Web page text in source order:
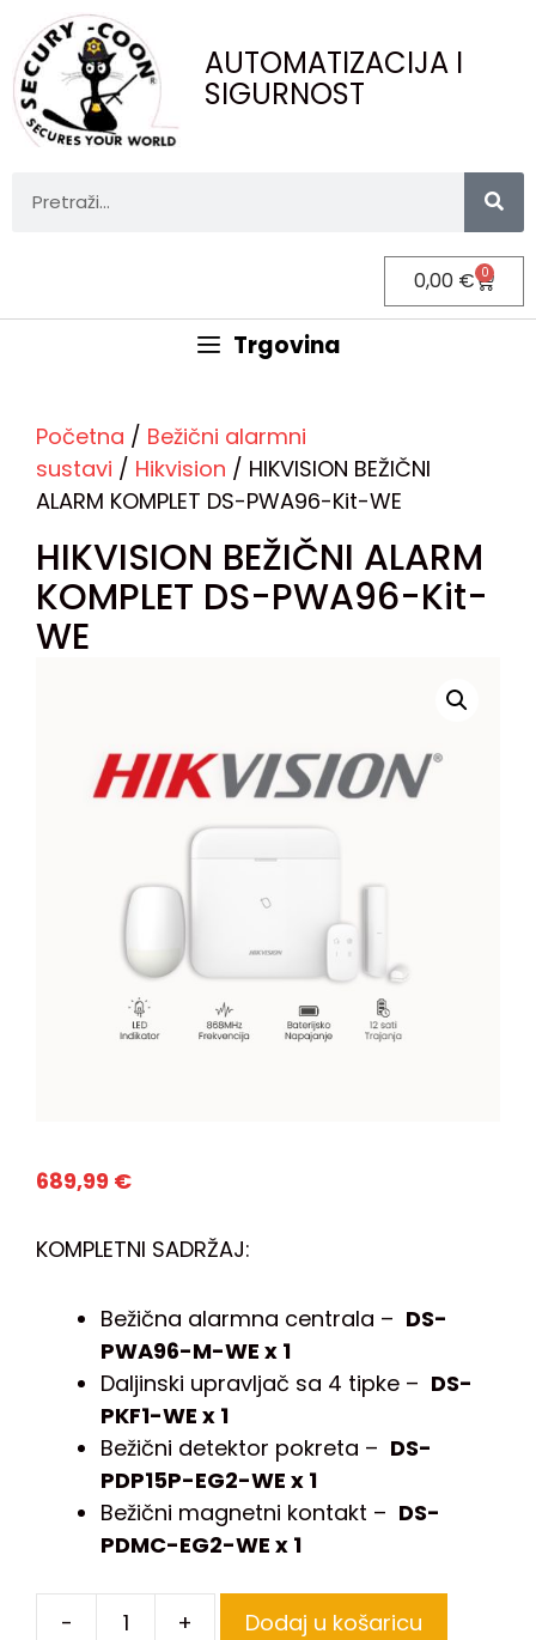
AUTOMATIZACIJA I
SIGURNOST
0,00 € 0
Trgovina
Početna / Bežični alarmni
sustavi / Hikvision / HIKVISION BEŽIČNI
ALARM KOMPLET DS-PWA96-Kit-WE
HIKVISION BEŽIČNI ALARM
KOMPLET DS-PWA96-Kit-
WE
689,99 €
KOMPLETNI SADRŽAJ:
Bežična alarmna centrala – DS-
PWA96-M-WE x 1
Daljinski upravljač sa 4 tipke – DS-
PKF1-WE x 1
Bežični detektor pokreta – DS-
PDP15P-EG2-WE x 1
Bežični magnetni kontakt – DS-
PDMC-EG2-WE x 1
- + Dodaj u košaricu